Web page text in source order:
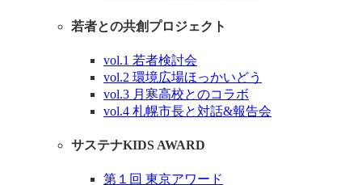
若者との共創プロジェクト
vol.1 若者検討会
vol.2 環境広場ほっかいどう
vol.3 月寒高校とのコラボ
vol.4 札幌市長と対話&報告会
サステナKIDS AWARD
第１回 東京アワード